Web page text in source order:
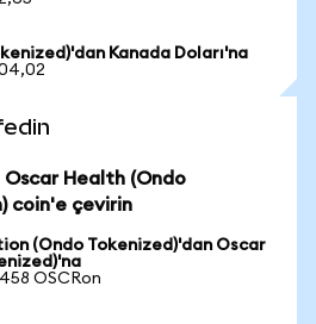
Kanada Doları'na
Health (Ondo
coin'e çevirin
(Ondo Tokenized)'dan Oscar
OSCRon